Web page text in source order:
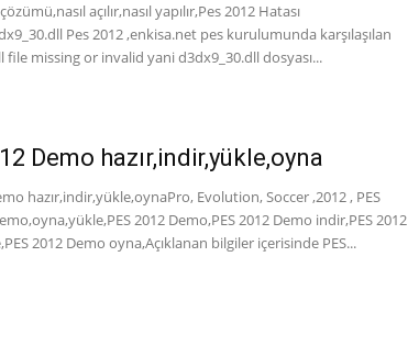
açılır,nasıl yapılır,Pes 2012 Hatası
Pes 2012 ,enkisa.net pes kurulumunda karşılaşılan
file missing or invalid yani d3dx9_30.dll dosyası...
Demo hazır,indir,yükle,oyna
hazır,indir,yükle,oynaPro, Evolution, Soccer ,2012 , PES
2012 Demo,PES 2012 Demo indir,PES 2012
2012 Demo oyna,Açıklanan bilgiler içerisinde PES...